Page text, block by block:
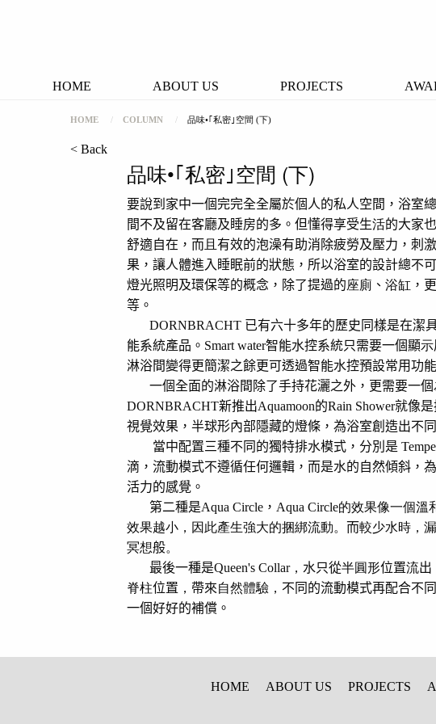
HOME ABOUT US PROJECTS
HOME COLUMN 品味•｢私密｣空間 (下)
< Back
品味•｢私密｣空間 (下)
要說到家中一個完完全全屬於個人的私人空間，浴室
間不及留在客廳及睡房的多。但懂得享受生活的大家
舒適自在，而 且有效的泡澡有助消除疲勞及壓力，刺
果，讓人體進入睡眠前的狀態，所以浴室的設計總不
燈光照明及環保等的概念，除了提過的座廁 、浴缸 ，
等。
DORNBRACHT 已有六十多年的歷史同樣是在潔
能系統產品。 Smart water智能水控系統只需要一個顯示
淋浴間變得更簡潔之餘更可透過智能水控預設常用功
一個全面的淋浴間除了手持花灑之外，更需要一個
DORNBRACHT新推出Aquamoon的Rain Shower就像
視覺效果，半球形內部隱藏的燈條，為浴室創造出不
當中配置三種不同的獨特排水模式，分別是
滴，流動模式不遵循任何邏輯，而是水的自然傾斜，
活力的感覺。
第二種是Aqua Circle ， Aqua Circle的效果像一個溫
效果越小，因此產生強大的捆綁流動。 而較少水時，
冥想般。
最後一種是Queen's Collar， 水只從半圓形位置流出
脊柱位置 ， 帶來自然體驗， 不同的流動模式再配合不
一個好好的補償。
HOME ABOUT US PROJECTS